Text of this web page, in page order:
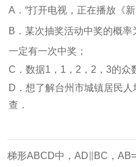
A．“打开电视，正在播放《
B．某次抽奖活动中奖的概率
一定有一次中奖；
C．数据1，1，2，2，3的众
D．想了解台州市城镇居民
查．
梯形ABCD中，AD∥BC，